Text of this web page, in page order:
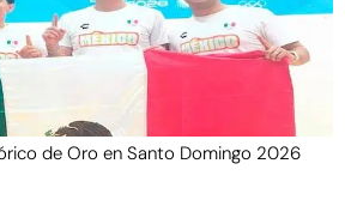
de Oro en Santo Domingo 2026